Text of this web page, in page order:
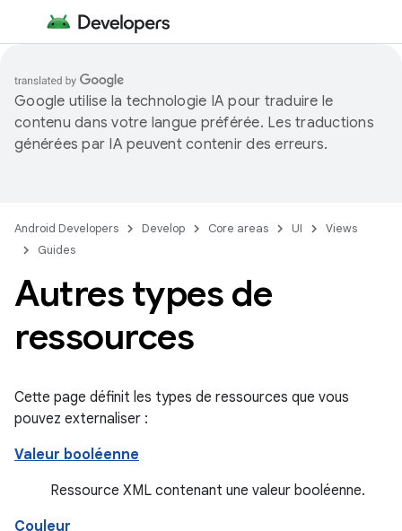
Google utilise la technologie IA pour traduire le
contenu dans votre langue préférée. Les traductions
générées par IA peuvent contenir des erreurs.
Android Developers Develop Core areas UI
Views
Guides
Autres types de
ressources
Cette page définit les types de ressources que vous
pouvez externaliser :
Valeur booléenne
Ressource XML contenant une valeur booléenne.
Couleur